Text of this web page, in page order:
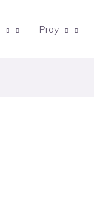
Pray